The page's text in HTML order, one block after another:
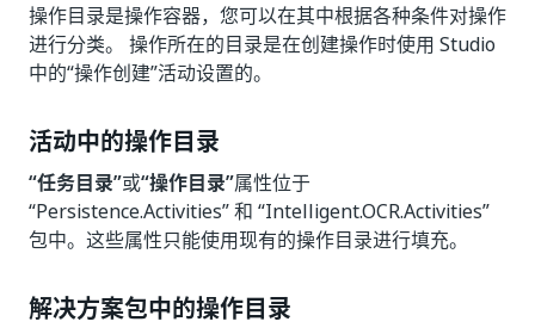
操作目录是操作容器，您可以在其中根据各种条件对操作
进行分类。 操作所在的目录是在创建操作时使用 Studio
中的“操作创建”活动设置的。
活动中的操作目录
“任务目录”或“操作目录”属性位于
“Persistence.Activities” 和 “Intelligent.OCR.Activities”
包中。这些属性只能使用现有的操作目录进行填充。
解决方案包中的操作目录